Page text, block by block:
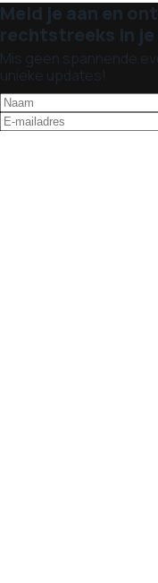
Meld je aan en
rechtstreeks in je
Mis geen spannende
unieke updates!